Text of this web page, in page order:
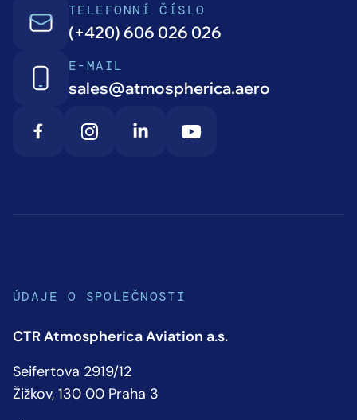
TELEFONNÍ ČÍSLO
(+420) 606 026 026
E-MAIL
sales@atmospherica.aero
ÚDAJE O SPOLEČNOSTI
CTR Atmospherica Aviation a.s.
Seifertova 2919/12
Žižkov, 130 00 Praha 3